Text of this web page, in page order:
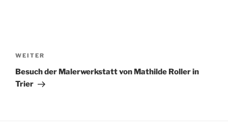
Nächster
Beitrag
WEITER
Besuch der Malerwerkstatt von Mathilde Roller in
Trier